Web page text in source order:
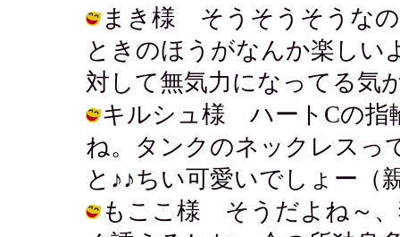
まき様 そうそうそうな
ときのほうがなんか楽しい
対して無気力になってる気
キルシュ様 ハートCの指
ね。タンクのネックレスっ
と♪♪ちい可愛いでしょー（
もここ様 そうだよね～、